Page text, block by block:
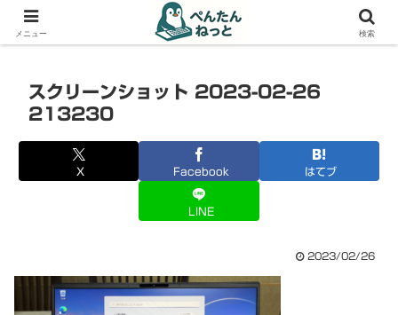
PCやガジェットの備忘録
スクリーンショット 2023-02-26
213230
X Facebook はてブ
LINE
2023/02/26
メニュー 検索